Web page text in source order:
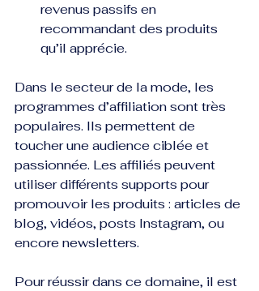
revenus passifs en
recommandant des produits
qu’il apprécie.
Dans le secteur de la mode, les
programmes d’affiliation sont très
populaires. Ils permettent de
toucher une audience ciblée et
passionnée. Les affiliés peuvent
utiliser différents supports pour
promouvoir les produits : articles de
blog, vidéos, posts Instagram, ou
encore newsletters.
Pour réussir dans ce domaine, il est